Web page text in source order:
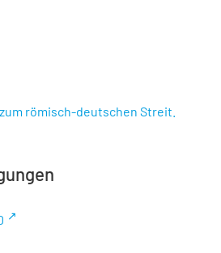
römisch-deutschen Streit.